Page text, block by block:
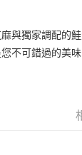
與獨家調配的
不可錯過的美味